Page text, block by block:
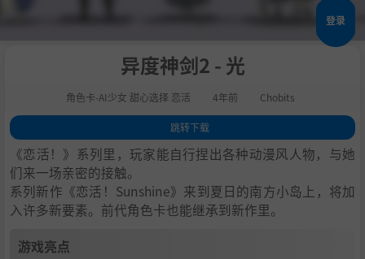
登录
异度神剑2 - 光
角色卡-AI少女 甜心选择 恋活 4年前 Chobits
跳转下载
1.游戏亮点
2.人物卡一览
3.恋活sunshine角色卡MOD安装方法
4.下载地址
《恋活！》系列里，玩家能自行捏出各种动漫风人物，与她
们来一场亲密的接触。
系列新作《恋活！Sunshine》来到夏日的南方小岛上，将加
入许多新要素。前代角色卡也能继承到新作里。
游戏亮点